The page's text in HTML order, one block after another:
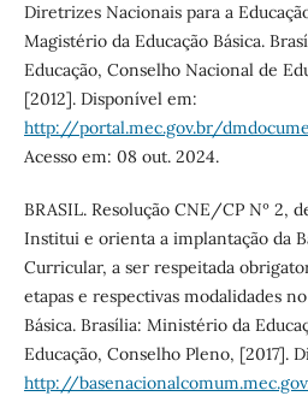
Diretrizes Nacionais para a
Magistério da Educação Básica.
Educação, Conselho Nacional de
[2012]. Disponível em:
http://portal.mec.gov.br/
Acesso em: 08 out. 2024.
BRASIL. Resolução CNE/CP Nº 2,
Institui e orienta a implantação da
Curricular, a ser respeitada
etapas e respectivas modalidades
Básica. Brasília: Ministério da
Educação, Conselho Pleno, [2017].
http://